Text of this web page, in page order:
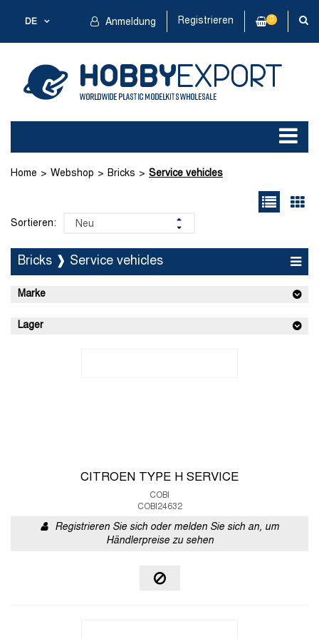
DE Anmeldung Registrieren 0
Home Webshop Bricks Service vehicles
Sortieren:
Bricks ❱ Service vehicles
Marke
Lager
CITROEN TYPE H SERVICE
COBI
COBI24632
Registrieren Sie sich oder melden Sie sich an, um
Händlerpreise zu sehen